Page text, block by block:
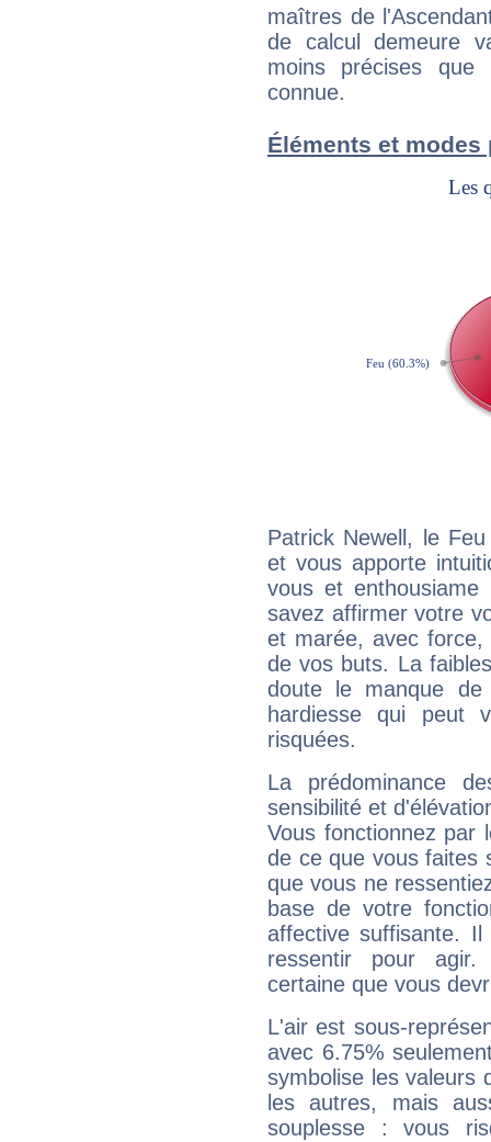
maîtres de
de calcul demeure
moins précises que
connue.
Éléments et
Patrick Newell, le
et vous apporte
vous et
savez affirmer votre
et marée, avec
de vos buts. La
doute le manque
hardiesse qui peut
risquées.
La prédominance
sensibilité et
Vous fonctionnez
de ce que vous faites
que vous ne
base de votre
affective suffisante.
ressentir pour agir.
certaine que vous
L'air est sous-
avec 6.75%
symbolise les valeurs
les autres, mais
souplesse : vous